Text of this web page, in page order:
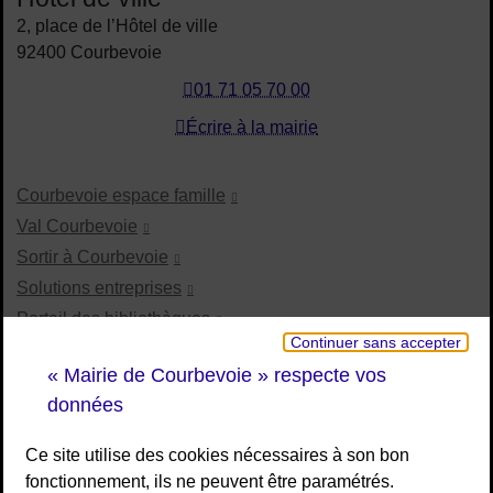
Continuer sans accepter
« Mairie de Courbevoie » respecte vos
données
Ce site utilise des cookies nécessaires à son bon
fonctionnement, ils ne peuvent être paramétrés.
2, place de l’Hôtel de ville
92400 Courbevoie
01 71 05 70 00
Écrire à la mairie
Courbevoie espace famille
Val Courbevoie
Sortir à Courbevoie
Solutions entreprises
Portail des bibliothèques
Je participe Courbevoie
Associations